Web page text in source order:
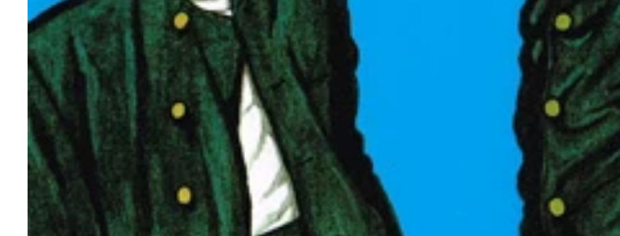
『湘南爆走族Ｂｌｕ－ｒａｙ コレクションＶＯＬ．１～６』
『ビー・バップ・ハイスクール高校与太郎Ｂｌｕ－ｒａｙ ＢＯＸ（初回生産限定）』